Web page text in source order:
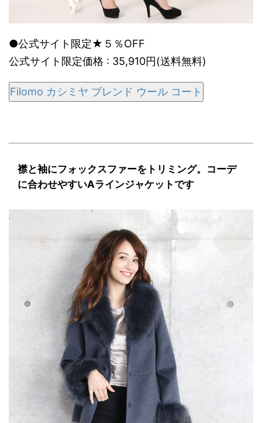
●公式サイト限定★５％OFF
公式サイト限定価格 : 35,910円(送料無料)
Filomo カシミヤ ブレンド ウール コート
襟と袖にフォックスファーをトリミング。コーデ
に合わせやすいAラインジャケットです